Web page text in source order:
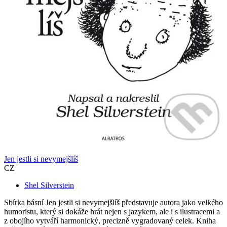
Jen jestli si nevymejšlíš
CZ
Shel Silverstein
Sbírka básní Jen jestli si nevymejšlíš představuje autora jako velkého
humoristu, který si dokáže hrát nejen s jazykem, ale i s ilustracemi a
z obojího vytváří harmonický, precizně vygradovaný celek. Kniha